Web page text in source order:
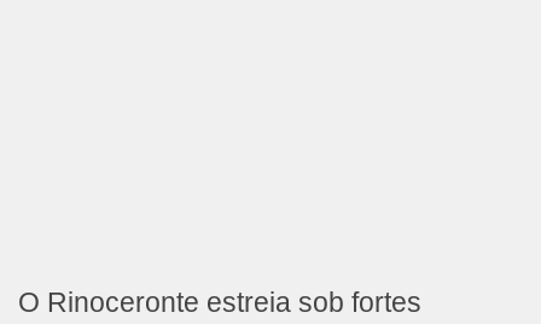
O Rinoceronte estreia sob fortes